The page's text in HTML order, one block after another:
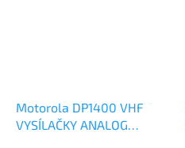
Motorola DP1400 VHF
VYSÍLAČKY ANALOG